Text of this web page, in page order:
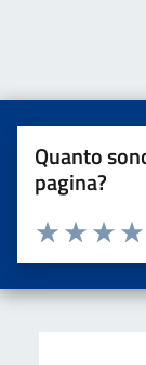
Quanto
pagina?
Valuta da 1 a 5
Valuta
Valuta 2
Valuta una